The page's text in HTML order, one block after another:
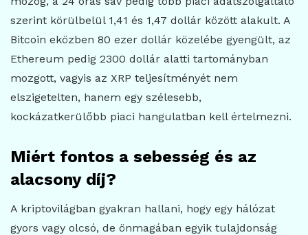
szerint körülbelül 1,41 és 1,47 dollár között alakult. A
Bitcoin eközben 80 ezer dollár közelébe gyengült, az
Ethereum pedig 2300 dollár alatti tartományban
mozgott, vagyis az XRP teljesítményét nem
elszigetelten, hanem egy szélesebb,
kockázatkerülőbb piaci hangulatban kell értelmezni.
Miért fontos a sebesség és az
alacsony díj?
A kriptovilágban gyakran hallani, hogy egy hálózat
gyors vagy olcsó, de önmagában egyik tulajdonság